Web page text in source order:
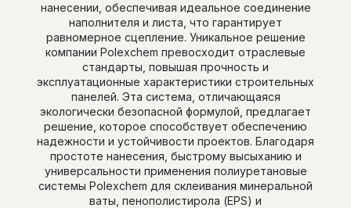
нанесении, обеспечивая идеальное соединение
наполнителя и листа, что гарантирует
равномерное сцепление. Уникальное решение
компании Polexchem превосходит отраслевые
стандарты, повышая прочность и
эксплуатационные характеристики строительных
панелей. Эта система, отличающаяся
экологически безопасной формулой, предлагает
решение, которое способствует обеспечению
надежности и устойчивости проектов. Благодаря
простоте нанесения, быстрому высыханию и
универсальности применения полиуретановые
системы Polexchem для склеивания минеральной
ваты, пенополистирола (EPS) и